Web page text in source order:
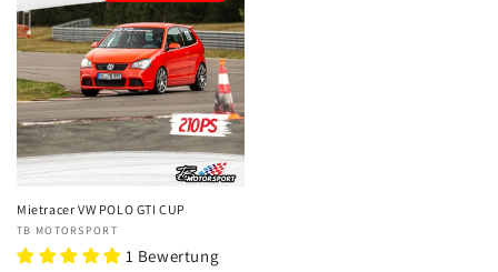
Mietracer VW POLO GTI CUP
Anbieter:
TB MOTORSPORT
1 Bewertung